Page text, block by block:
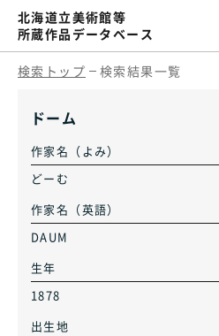
北海道立美術館等
所蔵作品データベース
検索トップ 検索結果一覧
ドーム
作家名（よみ）
どーむ
作家名（英語）
DAUM
生年
1878
出生地